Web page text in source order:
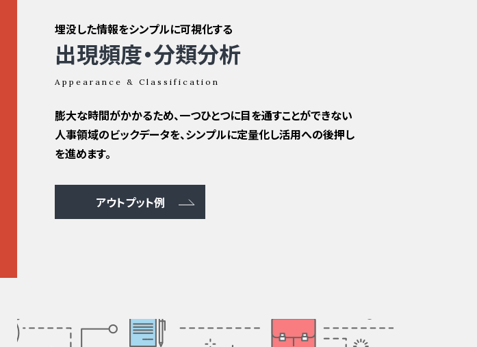
埋没した情報をシンプルに可視化する
出現頻度・分類分析
Appearance & Classification
膨大な時間がかかるため、一つひとつに目を通すことができない
人事領域のビックデータを、シンプルに定量化し活用への後押し
を進めます。
アウトプット例